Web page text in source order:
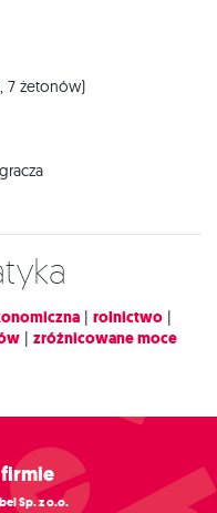
7 żetonów)
| rolnictwo |
| zróżnicowane moce
O firmie
Sp. z o.o.